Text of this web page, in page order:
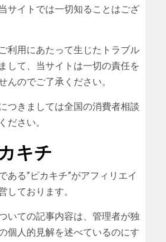
サイトでは一切知ることはござ
利用にあたって生じたトラブル
して、当サイトは一切の責任を
んのでご了承ください。
つきましては全国の消費者相談
ださい。
キチ
ある”ピカキチ”がアフィリエイ
しております。
いての記事内容は、管理者が独
個人的見解を述べているのにす